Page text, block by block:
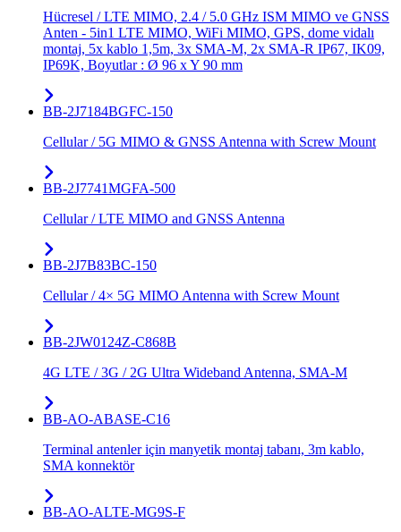
Hücresel / LTE MIMO, 2.4 / 5.0 GHz ISM MIMO ve GNSS
Anten - 5in1 LTE MIMO, WiFi MIMO, GPS, dome vidalı
montaj, 5x kablo 1,5m, 3x SMA-M, 2x SMA-R IP67, IK09,
IP69K, Boyutlar : Ø 96 x Y 90 mm
BB-2J7184BGFC-150
Cellular / 5G MIMO & GNSS Antenna with Screw Mount
BB-2J7741MGFA-500
Cellular / LTE MIMO and GNSS Antenna
BB-2J7B83BC-150
Cellular / 4× 5G MIMO Antenna with Screw Mount
BB-2JW0124Z-C868B
4G LTE / 3G / 2G Ultra Wideband Antenna, SMA-M
BB-AO-ABASE-C16
Terminal antenler için manyetik montaj tabanı, 3m kablo,
SMA konnektör
BB-AO-ALTE-MG9S-F